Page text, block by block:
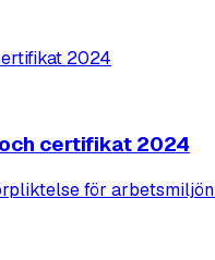
certifikat 2024
för